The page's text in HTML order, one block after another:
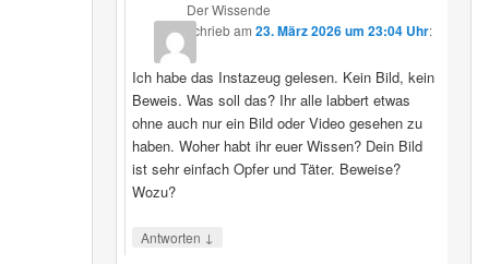
Der Wissende
schriebam23. März 2026 um 23:04 Uhr:
Ich habe das Instazeug gelesen. Kein Bild, kein
Beweis. Was soll das? Ihr alle labbert etwas
ohne auch nur ein Bild oder Video gesehen zu
haben. Woher habt ihr euer Wissen? Dein Bild
ist sehr einfach Opfer und Täter. Beweise?
Wozu?
Antworten ↓